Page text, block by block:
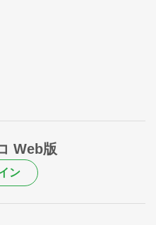
Web版
ン